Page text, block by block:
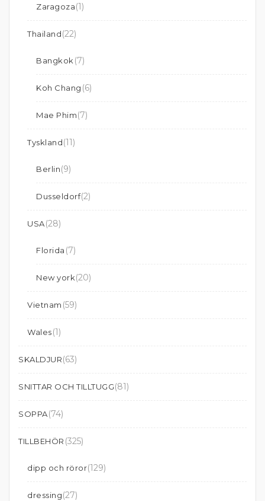
Zaragoza(1)
Thailand(22)
Bangkok (7)
Koh Chang (6)
Mae Phim(7)
Tyskland(11)
Berlin(9)
Dusseldorf(2)
USA(28)
Florida (7)
New york(20)
Vietnam (59)
Wales(1)
SKALDJUR(63)
SNITTAR OCH TILLTUGG(81)
SOPPA(74)
TILLBEHÖR (325)
dipp och röror(129)
dressing(27)